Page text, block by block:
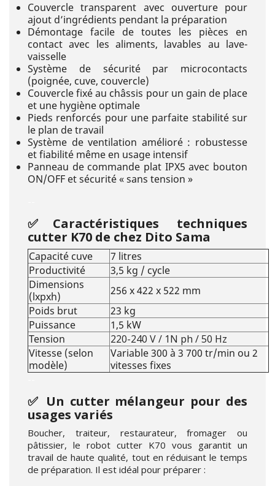
Couvercle transparent avec ouverture pour
ajout d’ingrédients pendant la préparation
Démontage facile de toutes les pièces en
contact avec les aliments, lavables au lave-
vaisselle
Système de sécurité par microcontacts
(poignée, cuve, couvercle)
Couvercle fixé au châssis pour un gain de place
et une hygiène optimale
Pieds renforcés pour une parfaite stabilité sur
le plan de travail
Système de ventilation amélioré : robustesse
et fiabilité même en usage intensif
Panneau de commande plat IPX5 avec bouton
ON/OFF et sécurité « sans tension »
✅Caractéristiques techniques
cutter K70 de chez Dito Sama
Capacité cuve
7 litres
Productivité
3,5 kg / cycle
Dimensions
(lxpxh)
256 x 422 x 522 mm
Poids brut
23 kg
Puissance
1,5 kW
Tension
220-240 V / 1N ph / 50 Hz
Vitesse (selon
modèle)
Variable 300 à 3 700 tr/min ou 2
vitesses fixes
✅ Un cutter mélangeur pour des
usages variés
Boucher, traiteur, restaurateur, fromager ou
pâtissier, le robot cutter K70 vous garantit un
travail de haute qualité, tout en réduisant le temps
de préparation. Il est idéal pour préparer :